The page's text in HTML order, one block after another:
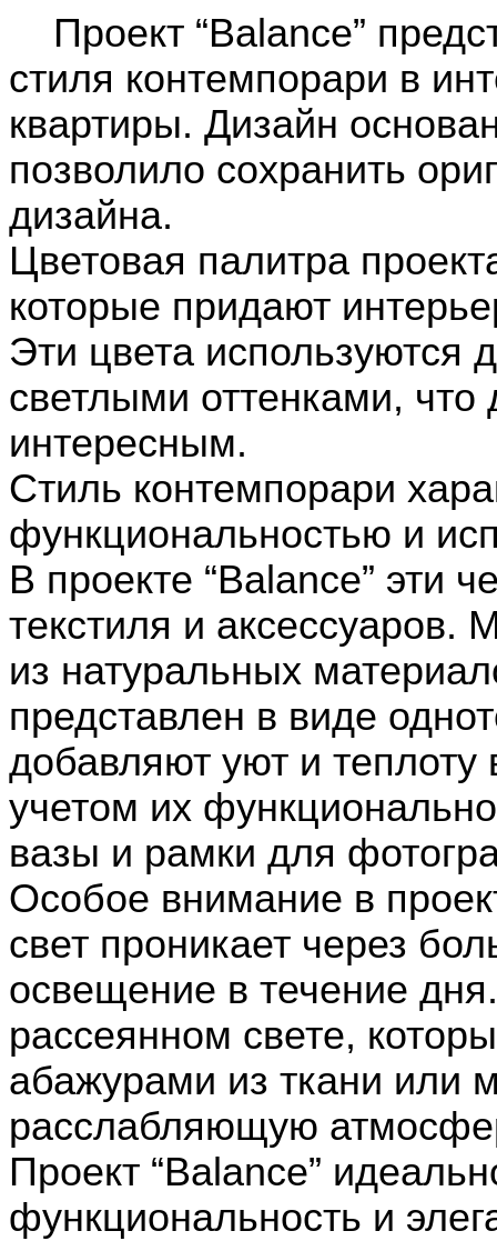
Проект “Balance”
стиля контемпорари в
квартиры. Дизайн
позволило сохранить
дизайна.
Цветовая палитра
которые придают
Эти цвета используются
светлыми оттенками,
интересным.
Стиль контемпорари
функциональностью и
В проекте “Balance” эти
текстиля и
из натуральных
представлен в виде
добавляют уют и
учетом их
вазы и рамки для
Особое внимание в
свет проникает через
освещение в течение
рассеянном свете,
абажурами из ткани или
расслабляющую
Проект “Balance”
функциональность и